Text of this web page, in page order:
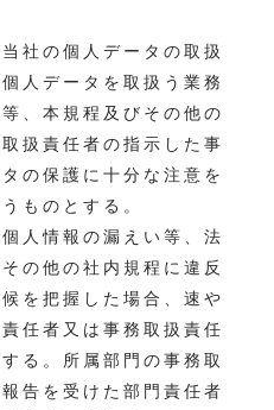
社の個人データの取扱
人データを取扱う業務
、本規程及びその他の
扱責任者の指示した事
の保護に十分な注意を
ものとする。
人情報の漏えい等、法
の他の社内規程に違反
を把握した場合、速や
任者又は事務取扱責任
る。所属部門の事務取
告を受けた部門責任者